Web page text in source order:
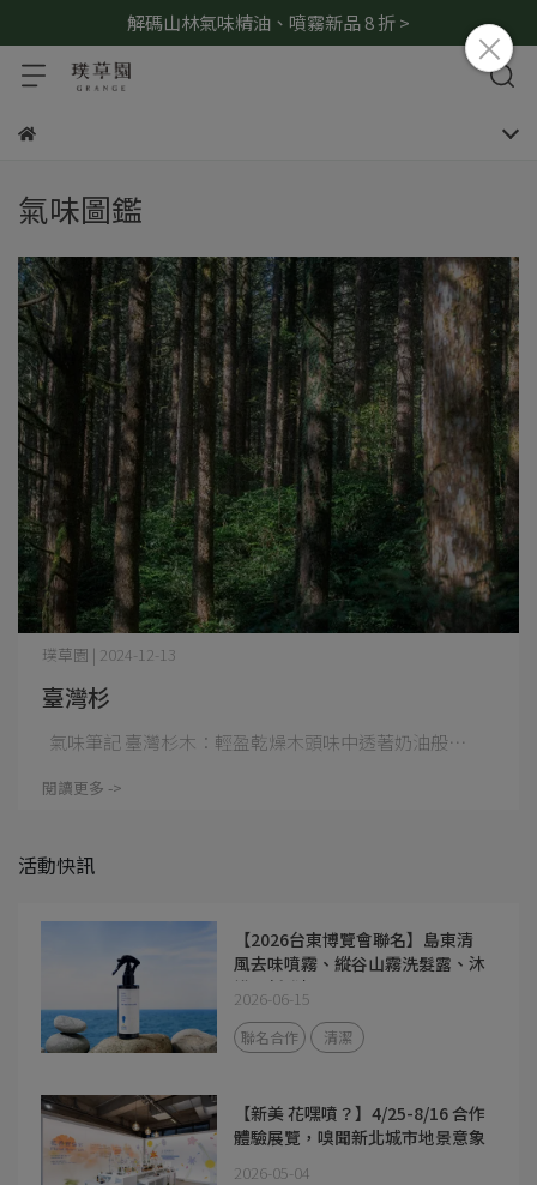
解碼山林氣味精油、噴霧新品 8 折 >
氣味圖鑑
臺灣杉
璞草園 | 2024-12-13
氣味筆記 臺灣杉木：輕盈乾燥木頭味中透著奶油般⋯
閱讀更多 ->
活動快訊
【2026台東博覽會聯名】島東清
風去味噴霧、縱谷山霧洗髮露、沐
浴露新登場！
2026-06-15
聯名合作 清潔
【新美 花嘿噴？】4/25-8/16 合作
體驗展覽，嗅聞新北城市地景意象
2026-05-04